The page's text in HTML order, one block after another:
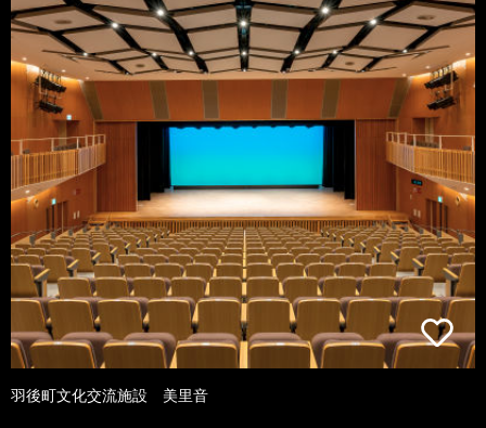
羽後町文化交流施設 美里音